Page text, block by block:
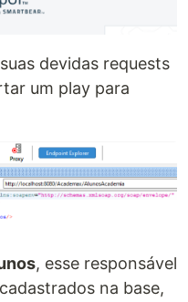
devidas requests
um play para
, esse responsável
na base,